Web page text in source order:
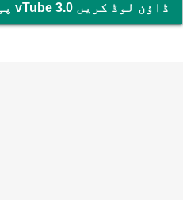
پی سی پر vTube 3.0 ڈاؤن لوڈ کریں